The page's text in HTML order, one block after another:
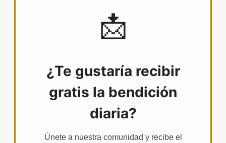
📩
¿Te gustaría recibir
gratis la bendición
diaria?
Únete a nuestra comunidad y recibe el